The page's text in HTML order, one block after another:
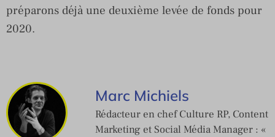
préparons déjà une deuxième levée de fonds pour
2020.
Marc Michiels
Rédacteur en chef Culture RP, Content
Marketing et Social Média Manager : «